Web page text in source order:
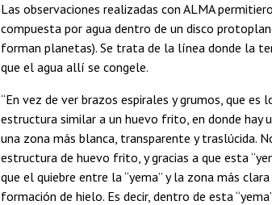
Las observaciones realizadas con ALMA
compuesta por agua dentro de un disco
forman planetas). Se trata de la línea donde la
que el agua allí se congele.
“En vez de ver brazos espirales y grumos, que
estructura similar a un huevo frito, en donde hay
una zona más blanca, transparente y traslúcida.
estructura de huevo frito, y gracias a que esta
que el quiebre entre la “yema” y la zona más
formación de hielo. Es decir, dentro de esta